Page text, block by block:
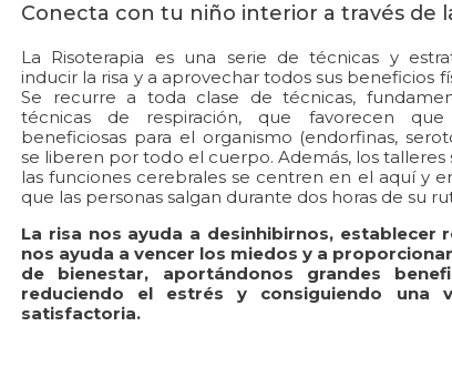
Conecta con tu niño interior a través de
La Risoterapia es una serie de técnicas y
inducir la risa y a aprovechar todos sus beneficios
Se recurre a toda clase de técnicas,
técnicas de respiración, que favorecen que
beneficiosas para el organismo (endorfinas,
se liberen por todo el cuerpo. Además, los talleres
las funciones cerebrales se centren en el aquí y
que las personas salgan durante dos horas de su
La risa nos ayuda a desinhibirnos, establecer
nos ayuda a vencer los miedos y a
de bienestar, aportándonos grandes
reduciendo el estrés y consiguiendo una
satisfactoria.